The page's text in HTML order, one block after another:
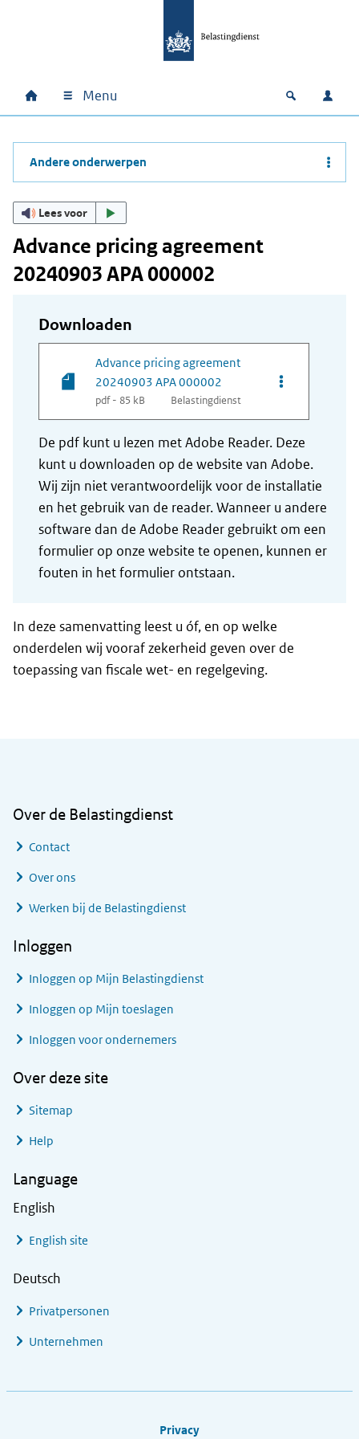
Hoofdnavigatie
Home Menu Open
Andere onderwerpen
Lees voor
Advance pricing agreement
20240903 APA 000002
Downloaden
Advance pricing agreement
20240903 APA 000002
pdf - 85 kB Belastingdienst
Opties van
De pdf kunt u lezen met Adobe Reader. Deze
kunt u downloaden op de website van Adobe.
Wij zijn niet verantwoordelijk voor de installatie
en het gebruik van de reader. Wanneer u andere
software dan de Adobe Reader gebruikt om een
formulier op onze website te openen, kunnen er
fouten in het formulier ontstaan.
In deze samenvatting leest u óf, en op welke
onderdelen wij vooraf zekerheid geven over de
toepassing van fiscale wet- en regelgeving.
Over de Belastingdienst
Contact
Over ons
Werken bij de Belastingdienst
Inloggen
Inloggen op Mijn Belastingdienst
Inloggen op Mijn toeslagen
Inloggen voor ondernemers
Over deze site
Sitemap
Help
Language
English
English site
Deutsch
Privatpersonen
Unternehmen
Privacy